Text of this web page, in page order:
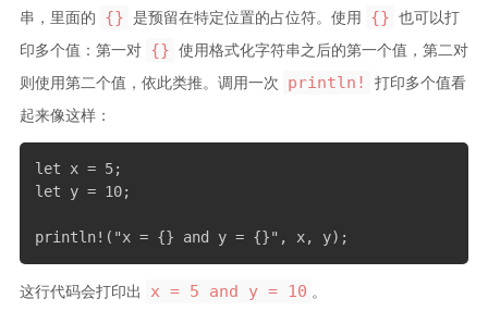
串，里面的
{} 是预留在特定位置的占位符。使用 {} 也可以打
印多个值：第一对 {} 使用格式化字符串之后的第一个值，第二对
则使用第二个值，依此类推。调用一次
println!
打印多个值看
起来像这样：
let x = 5;
let y = 10;
println!("x = {} and y = {}", x, y);
这行代码会打印出 x = 5 and y = 10 。